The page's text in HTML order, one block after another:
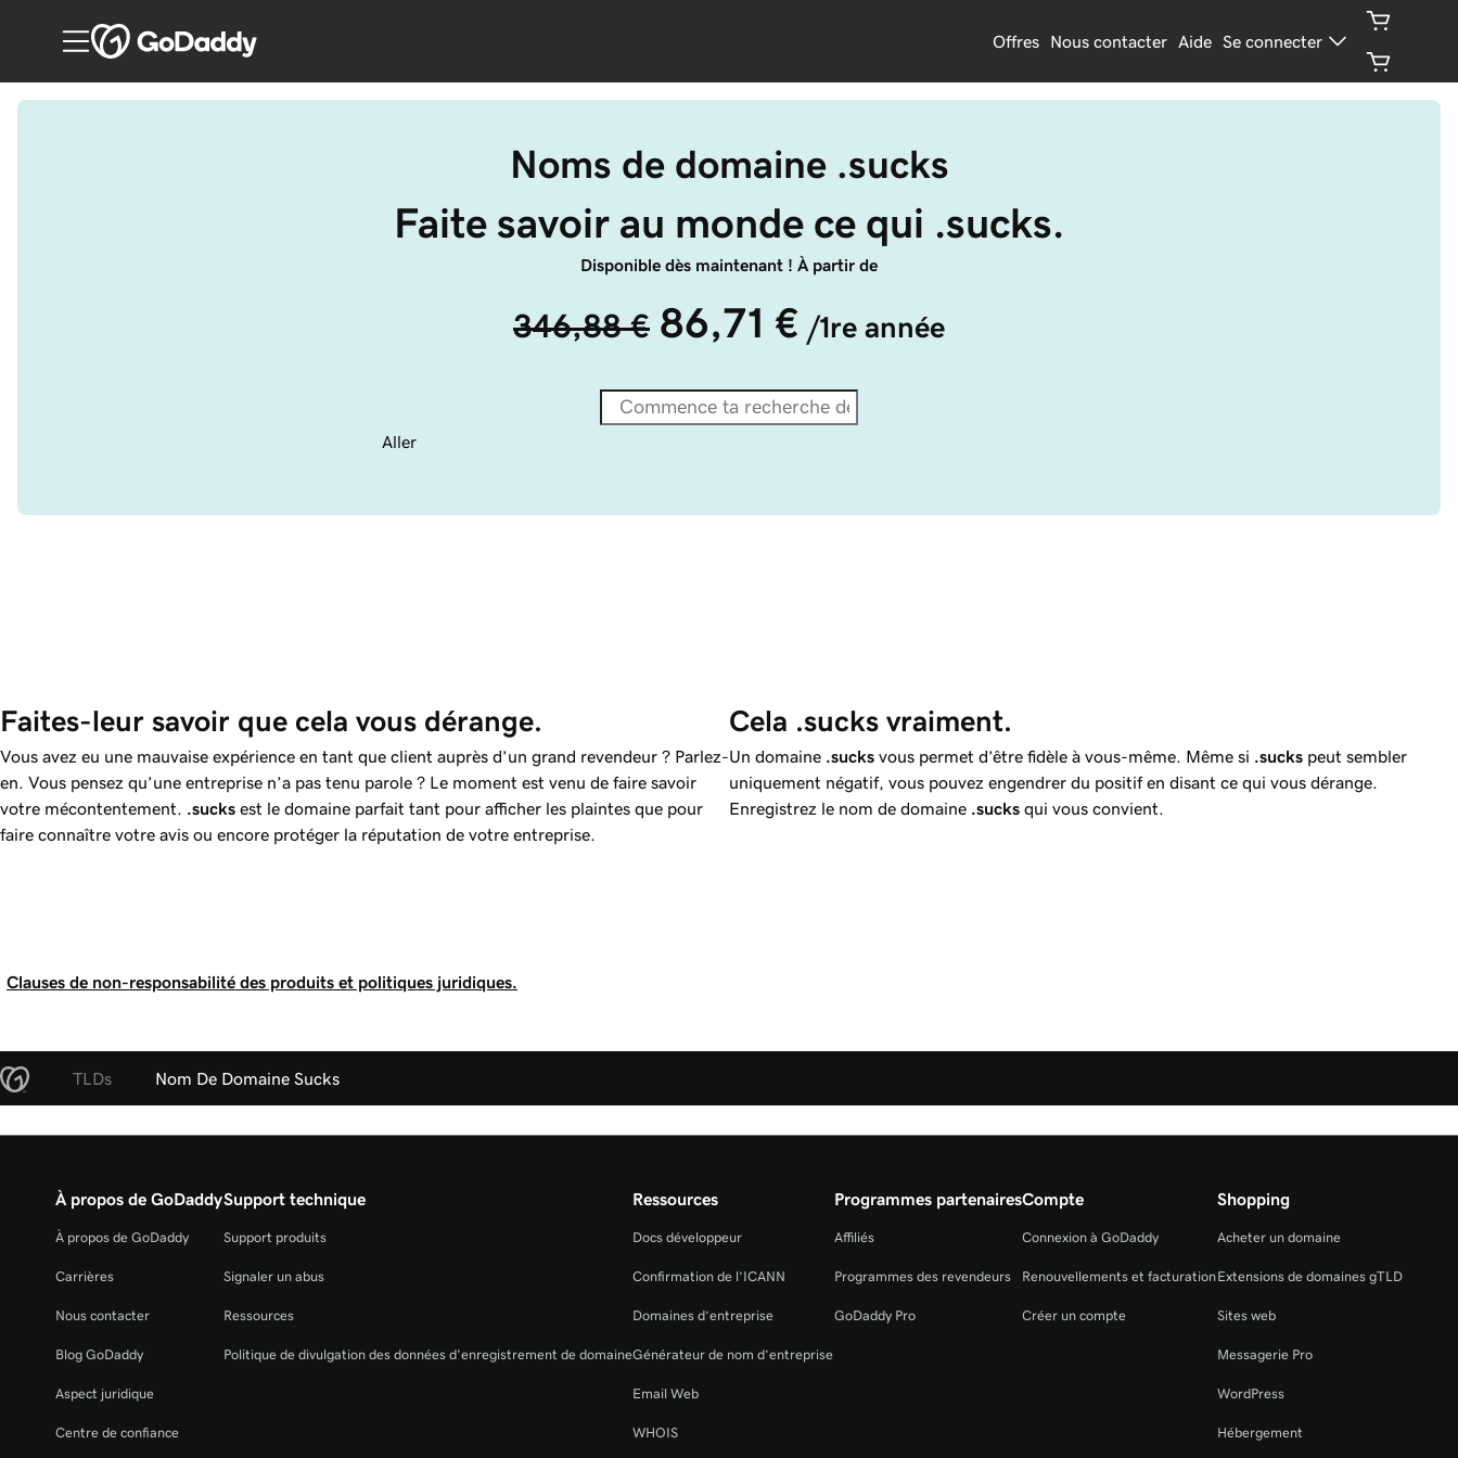
Offres Nous contacter Aide Se connecter
Noms de domaine .sucks
Faite savoir au monde ce qui .sucks.
Disponible dès maintenant ! À partir de
346,88 € 86,71 € /1re année
Aller
Faites-leur savoir que cela vous dérange.
Vous avez eu une mauvaise expérience en tant que client auprès d’un grand revendeur ? Parlez-
en. Vous pensez qu’une entreprise n’a pas tenu parole ? Le moment est venu de faire savoir
votre mécontentement. .sucks est le domaine parfait tant pour afficher les plaintes que pour
faire connaître votre avis ou encore protéger la réputation de votre entreprise.
Cela .sucks vraiment.
Un domaine .sucks vous permet d’être fidèle à vous-même. Même si .sucks peut sembler
uniquement négatif, vous pouvez engendrer du positif en disant ce qui vous dérange.
Enregistrez le nom de domaine .sucks qui vous convient.
Clauses de non-responsabilité des produits et politiques juridiques.
TLDs Nom De Domaine Sucks
À propos de GoDaddy
À propos de GoDaddy
Carrières
Nous contacter
Blog GoDaddy
Aspect juridique
Centre de confiance
Support technique
Support produits
Signaler un abus
Ressources
Politique de divulgation des données d'enregistrement de domaine
Ressources
Docs développeur
Confirmation de l’ICANN
Domaines d’entreprise
Générateur de nom d’entreprise
Email Web
WHOIS
Programmes partenaires
Affiliés
Programmes des revendeurs
GoDaddy Pro
Compte
Connexion à GoDaddy
Renouvellements et facturation
Créer un compte
Shopping
Acheter un domaine
Extensions de domaines gTLD
Sites web
Messagerie Pro
WordPress
Hébergement